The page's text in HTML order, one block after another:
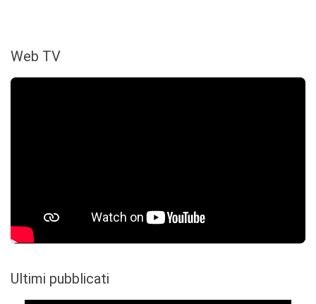
Web TV
Ultimi pubblicati